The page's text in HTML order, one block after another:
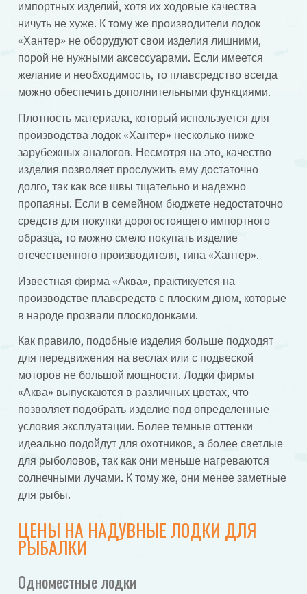
импортных изделий, хотя их ходовые качества
ничуть не хуже. К тому же производители лодок
«Хантер» не оборудуют свои изделия лишними,
порой не нужными аксессуарами. Если имеется
желание и необходимость, то плавсредство всегда
можно обеспечить дополнительными функциями.
Плотность материала, который используется для
производства лодок «Хантер» несколько ниже
зарубежных аналогов. Несмотря на это, качество
изделия позволяет прослужить ему достаточно
долго, так как все швы тщательно и надежно
пропаяны. Если в семейном бюджете недостаточно
средств для покупки дорогостоящего импортного
образца, то можно смело покупать изделие
отечественного производителя, типа «Хантер».
Известная фирма «Аква», практикуется на
производстве плавсредств с плоским дном, которые
в народе прозвали плоскодонками.
Как правило, подобные изделия больше подходят
для передвижения на веслах или с подвеской
моторов не большой мощности. Лодки фирмы
«Аква» выпускаются в различных цветах, что
позволяет подобрать изделие под определенные
условия эксплуатации. Более темные оттенки
идеально подойдут для охотников, а более светлые
для рыболовов, так как они меньше нагреваются
солнечными лучами. К тому же, они менее заметные
для рыбы.
ЦЕНЫ НА НАДУВНЫЕ ЛОДКИ ДЛЯ
РЫБАЛКИ
Одноместные лодки